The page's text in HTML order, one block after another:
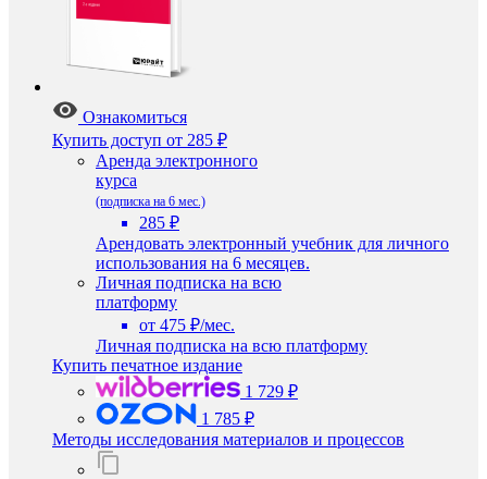
Ознакомиться
Купить доступ от 285 ₽
Аренда электронного
курса
(подписка на 6 мес.)
285 ₽
Арендовать электронный учебник для личного
использования на 6 месяцев.
Личная подписка на всю
платформу
от 475 ₽/мес.
Личная подписка на всю платформу
Купить печатное издание
1 729 ₽
1 785 ₽
Методы исследования материалов и процессов